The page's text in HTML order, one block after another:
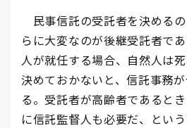
民事信託の受託者を決める
らに大変なのが後継受託者で
人が就任する場合、自然人は
決めておかないと、信託事務
る。受託者が高齢者であると
に信託監督人も必要だ、とい